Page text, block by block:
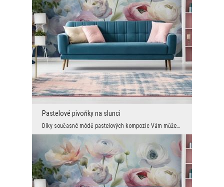
Pastelové pivoňky na slunci
Díky současné módě pastelových kompozic Vám můžeme nabídnout krásné efektní dekorace. Zde květino...